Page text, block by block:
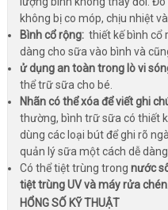
không bị co móp, chịu nhiệt
Bình cổ rộng: thiết kế bình cổ
dàng cho sữa vào bình và
ử dụng an toàn trong lò vi
thể trữ sữa cho bé.
Nhãn có thể xóa để viết ghi
thường, bình trữ sữa có thiết
dùng các loại bút để ghi rõ
quản lý sữa một cách dễ dàng
Có thể tiệt trùng trong nước
tiệt trùng UV và máy rửa chén.
HỔNG SỐ KỸ THUẬT